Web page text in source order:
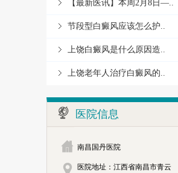
【最新医讯】本周2月8日—..
节段型白癜风应该怎么护..
上饶白癜风是什么原因造..
上饶老年人治疗白癜风的..
医院信息
南昌国丹医院
医院地址：江西省南昌市青云